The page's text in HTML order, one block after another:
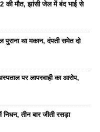
मौत, झांसी जेल में बंद भाई से
पुराना था मकान, दंपती समेत दो
पर लापरवाही का आरोप,
तीन बार जीती रसड़ा